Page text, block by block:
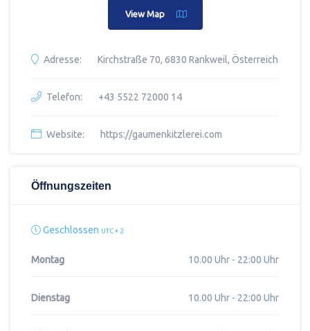
View Map
Adresse: Kirchstraße 70, 6830 Rankweil, Österreich
Telefon: +43 5522 72000 14
Website: https://gaumenkitzlerei.com
Öffnungszeiten
Geschlossen UTC + 2
Montag 10.00 Uhr - 22:00 Uhr
Dienstag 10.00 Uhr - 22:00 Uhr